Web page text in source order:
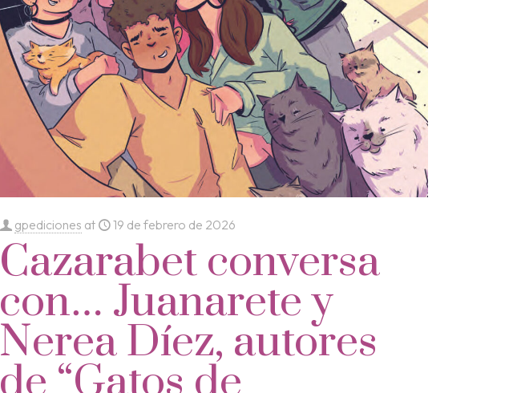
gpediciones at 19 de febrero de 2026
Cazarabet conversa
con… Juanarete y
Nerea Díez, autores